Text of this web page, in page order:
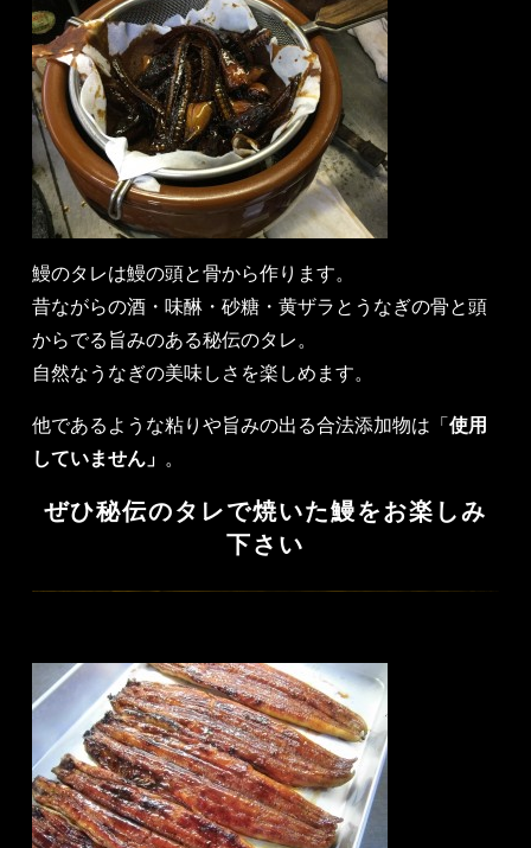
鰻のタレは鰻の頭と骨から作ります。
昔ながらの酒・味醂・砂糖・黄ザラとうなぎの骨と頭
からでる旨みのある秘伝のタレ。
自然なうなぎの美味しさを楽しめます。
他であるような粘りや旨みの出る合法添加物は「 使用
していません」 。
ぜひ秘伝のタレで焼いた鰻をお楽しみ
下さい